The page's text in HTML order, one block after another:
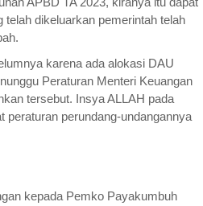
dikeluarkan pemerintah telah
karena ada alokasi DAU
Peraturan Menteri Keuangan
tersebut. Insya ALLAH pada
perundang-undangannya
kepada Pemko Payakumbuh